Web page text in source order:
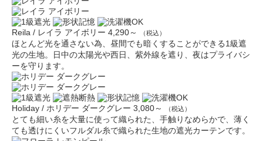
Reila / レイラ アイボリー 4,290～ （税込）
ほとんど光を通さない為、昼間でも暗くすることができる1級遮
光の生地。日中の太陽光や西日、紫外線を遮り、夜はプライバシ
ーを守ります。
Holiday / ホリデー ダークグレー 3,080～ （税込）
とても細い糸を大量に使って織られた、手触りなめらかで、薄く
ても透けにくいフルダル糸で織られた生地の遮光カーテンです。